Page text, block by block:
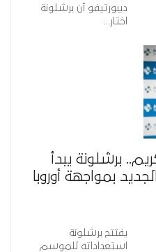
ديبورتيفو أن برشلونة
اختار…
برشلونة يبدأ
بمواجهة أوروبا
يفتتح برشلونة
استعداداته للموسم